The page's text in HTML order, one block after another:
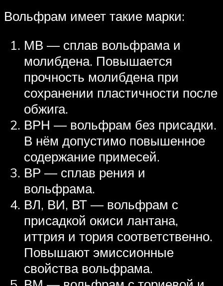
Вольфрам имеет такие марки:
МВ — сплав вольфрама и
молибдена. Повышается
прочность молибдена при
сохранении пластичности после
обжига.
ВРН — вольфрам без присадки.
В нём допустимо повышенное
содержание примесей.
ВР — сплав рения и
вольфрама.
ВЛ, ВИ, ВТ — вольфрам с
присадкой окиси лантана,
иттрия и тория соответственно.
Повышают эмиссионные
свойства вольфрама.